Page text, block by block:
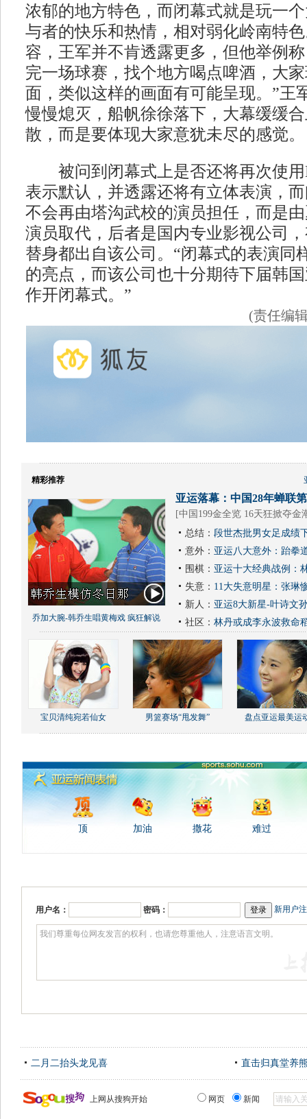
浓郁的地方特色，而闭幕式就是玩一
与者的快乐和热情，相对弱化岭南特
容，王军并不肯透露更多，但他举例
完一场球赛，找个地方喝点啤酒，大
面，类似这样的画面有可能呈现。”王
慢慢熄灭，船帆徐徐落下，大幕缓缓
散，而是要体现大家意犹未尽的感觉。
被问到闭幕式上是否还将再次使用
表示默认，并透露还将有立体表演，
不会再由塔沟武校的演员担任，而是
演员取代，后者是国内专业影视公司
替身都出自该公司。“闭幕式的表演同
的亮点，而该公司也十分期待下届韩
作开闭幕式。”
(责任编
精彩推荐
乔加大腕-韩乔生唱黄梅戏 疯狂解说
亚运落幕：中国28年蝉联
[中国199金全览 16天狂掀夺金
总结： 段世杰批男女足成绩
意外： 亚运八大意外：跆拳
围棋： 亚运十大经典战例：
失意： 11大失意明星：张琳
新人： 亚运8大新星-叶诗文
社区： 林丹或成李永波救命
宝贝清纯宛若仙女 男篮赛场“甩发舞” 盘点亚运最美运
顶 加油 撒花 难过
用户名： 密码： 新用户
二月二抬头龙见喜 直击归真堂养
上网从搜狗开始 网页 新闻